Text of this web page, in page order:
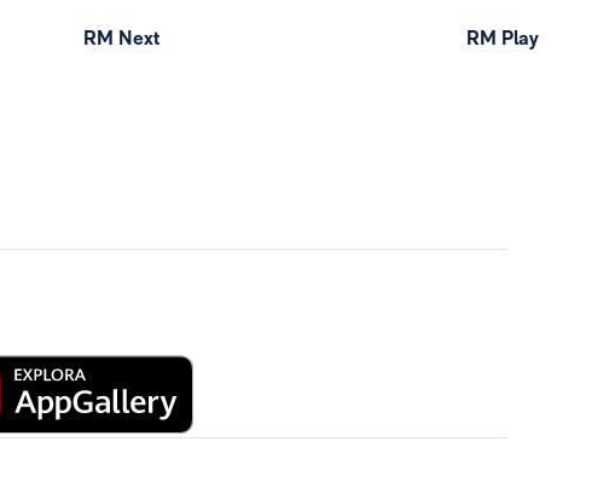
RM Next RM Play